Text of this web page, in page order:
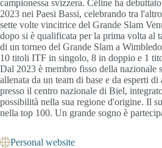
campionessa svizzera. Céline ha
2023 nei Paesi Bassi, celebrando tra
sette volte vincitrice del Grande Slam
dopo si è qualificata per la prima volta al
di un torneo del Grande Slam a
10 titoli ITF in singolo, 8 in doppio e 1
Dal 2023 è membro fisso della nazionale
allenata da un team di base e da esperti
presso il centro nazionale di Biel,
possibilità nella sua regione d'origine. Il
nella top 100. Un grande sogno è
Personal website